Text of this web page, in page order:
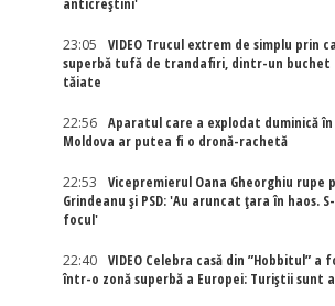
anticreștini'
23:05
VIDEO Trucul extrem de simplu prin
superbă tufă de trandafiri, dintr-un buchet
tăiate
22:56
Aparatul care a explodat duminică în
Moldova ar putea fi o dronă-rachetă
22:53
Vicepremierul Oana Gheorghiu rupe
Grindeanu și PSD: 'Au aruncat țara în haos.
focul'
22:40
VIDEO Celebra casă din ”Hobbitul”
într-o zonă superbă a Europei: Turiștii sunt